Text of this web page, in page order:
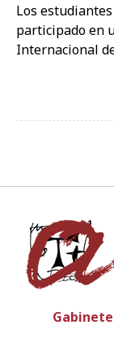
Los
participado en
Internacional